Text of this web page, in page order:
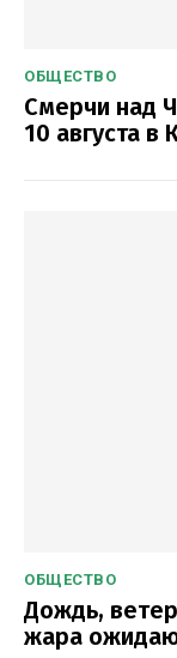
ОБЩЕСТВО
Смерчи над
10 августа
ОБЩЕСТВО
Дождь,
жара